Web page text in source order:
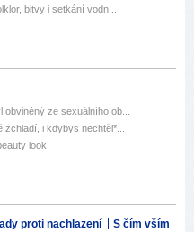
bitvy i setkání vodn...
obviněný ze sexuálního ob...
zchladí, i kdybys nechtěl*...
look
proti nachlazení
S čím vším